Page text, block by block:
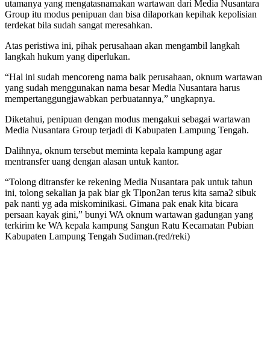
utamanya yang mengatasnamakan wartawan dari Media Nusantara
Group itu modus penipuan dan bisa dilaporkan kepihak kepolisian
terdekat bila sudah sangat meresahkan.
Atas peristiwa ini, pihak perusahaan akan mengambil langkah
langkah hukum yang diperlukan.
“Hal ini sudah mencoreng nama baik perusahaan, oknum wartawan
yang sudah menggunakan nama besar Media Nusantara harus
mempertanggungjawabkan perbuatannya,” ungkapnya.
Diketahui, penipuan dengan modus mengakui sebagai wartawan
Media Nusantara Group terjadi di Kabupaten Lampung Tengah.
Dalihnya, oknum tersebut meminta kepala kampung agar
mentransfer uang dengan alasan untuk kantor.
“Tolong ditransfer ke rekening Media Nusantara pak untuk tahun
ini, tolong sekalian ja pak biar gk Tlpon2an terus kita sama2 sibuk
pak nanti yg ada miskominikasi. Gimana pak enak kita bicara
persaan kayak gini,” bunyi WA oknum wartawan gadungan yang
terkirim ke WA kepala kampung Sangun Ratu Kecamatan Pubian
Kabupaten Lampung Tengah Sudiman.(red/reki)